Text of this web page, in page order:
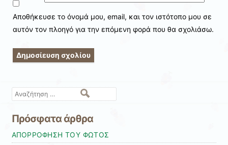
Αποθήκευσε το όνομά μου, email, και τον ιστότοπο μου σε
αυτόν τον πλοηγό για την επόμενη φορά που θα σχολιάσω.
Αναζήτηση
Πρόσφατα άρθρα
ΑΠΟΡΡΟΦΗΣΗ ΤΟΥ ΦΩΤΟΣ